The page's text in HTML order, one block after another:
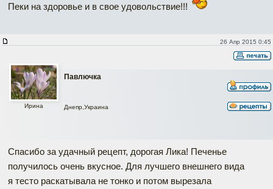
Пеки на здоровье и в свое удовольствие!!!
26 Апр 2015 0:45
Павлючка
Ирина Днепр,Украина
Спасибо за удачный рецепт, дорогая Лика! Печенье
получилось очень вкусное. Для лучшего внешнего вида
я тесто раскатывала не тонко и потом вырезала